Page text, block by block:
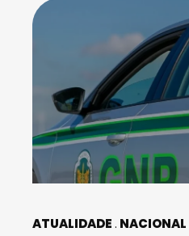
ATUALIDADE NACIONAL